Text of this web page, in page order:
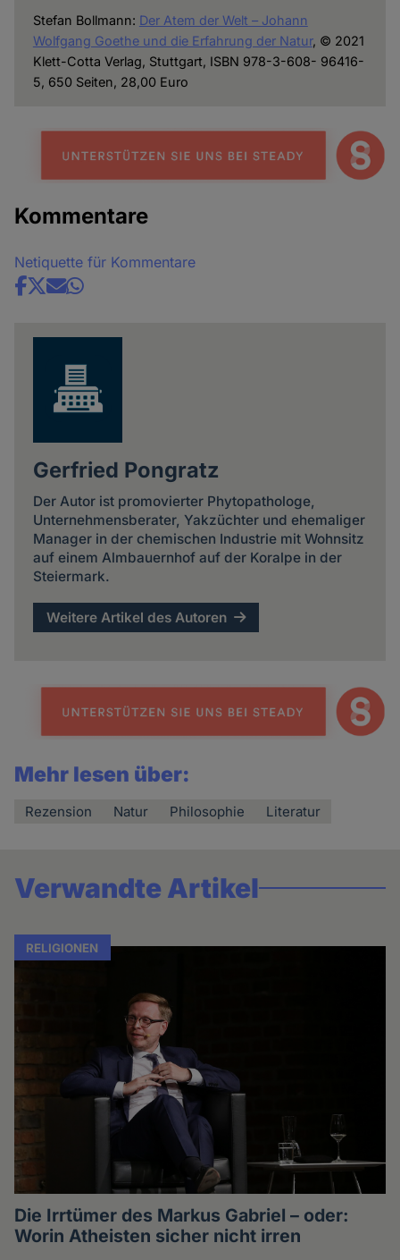
Stefan Bollmann: Der Atem der Welt – Johann
Wolfgang Goethe und die Erfahrung der Natur, © 2021
Klett-Cotta Verlag, Stuttgart, ISBN 978-3-608- 96416-
5, 650 Seiten, 28,00 Euro
Kommentare
Netiquette für Kommentare
Share
Gerfried Pongratz
Der Autor ist promovierter Phytopathologe,
Unternehmensberater, Yakzüchter und ehemaliger
Manager in der chemischen Industrie mit Wohnsitz
auf einem Almbauernhof auf der Koralpe in der
Steiermark.
Weitere Artikel des Autoren
Mehr lesen über:
Rezension Natur Philosophie Literatur
Verwandte Artikel
RELIGIONEN
Die Irrtümer des Markus Gabriel – oder:
Worin Atheisten sicher nicht irren